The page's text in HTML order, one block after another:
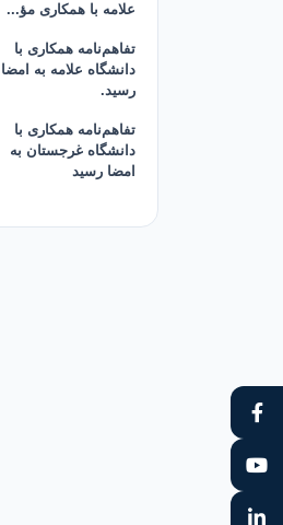
علامه با همکاری مؤ...
تفاهم‌نامه همکاری با
دانشگاه علامه به امضا
رسید.
تفاهم‌نامه همکاری با
دانشگاه غرجستان به
امضا رسید